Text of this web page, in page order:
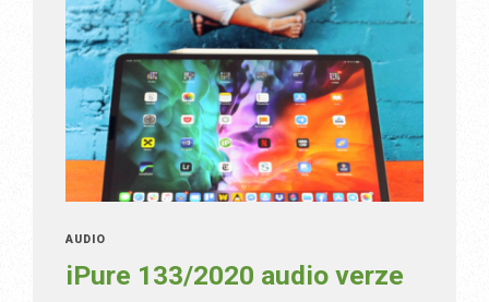
AUDIO
iPure 133/2020 audio verze